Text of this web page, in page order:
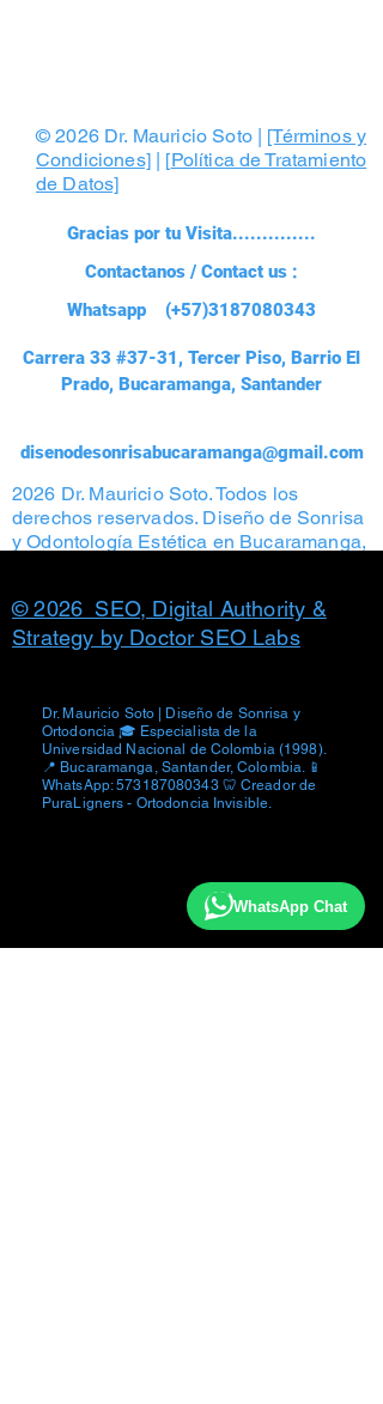
© 2026 Dr. Mauricio Soto | [Términos y
Condiciones]| [Política de Tratamiento
de Datos]
Gracias por tu Visita..............
Contactanos / Contact us :
Whatsapp (+57)3187080343
Carrera 33 #37-31, Tercer Piso, Barrio El
Prado, Bucaramanga, Santander
disenodesonrisabucaramanga@gmail.com
2026 Dr. Mauricio Soto. Todos los
derechos reservados. Diseño de Sonrisa
y Odontología Estética en Bucaramanga,
© 2026 SEO, Digital Authority &
Strategy by Doctor SEO Labs
Dr. Mauricio Soto | Diseño de Sonrisa y
Ortodoncia 🎓 Especialista de la
Universidad Nacional de Colombia (1998).
📍 Bucaramanga, Santander, Colombia. 📱
WhatsApp:573187080343🦷 Creador de
PuraLigners - Ortodoncia Invisible.
WhatsApp Chat